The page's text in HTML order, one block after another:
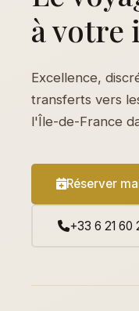
à votre
Excellence,
transferts vers
l'Île-de-France
Réserver
+33 6 21 60